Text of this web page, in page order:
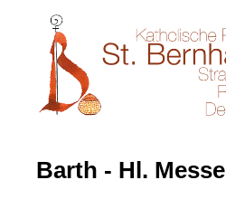
Barth - Hl. Messe